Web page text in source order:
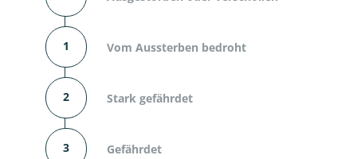
1 Vom Aussterben bedroht
2 Stark gefährdet
3 Gefährdet